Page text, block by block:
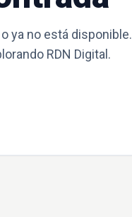
ya no está disponible.
RDN Digital.